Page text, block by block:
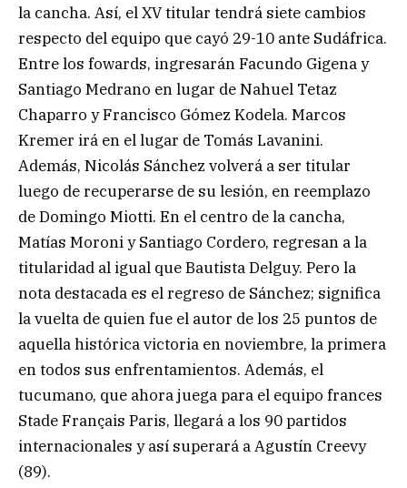
la cancha. Así, el XV titular tendrá siete cambios
respecto del equipo que cayó 29-10 ante Sudáfrica.
Entre los fowards, ingresarán Facundo Gigena y
Santiago Medrano en lugar de Nahuel Tetaz
Chaparro y Francisco Gómez Kodela. Marcos
Kremer irá en el lugar de Tomás Lavanini.
Además, Nicolás Sánchez volverá a ser titular
luego de recuperarse de su lesión, en reemplazo
de Domingo Miotti. En el centro de la cancha,
Matías Moroni y Santiago Cordero, regresan a la
titularidad al igual que Bautista Delguy. Pero la
nota destacada es el regreso de Sánchez; significa
la vuelta de quien fue el autor de los 25 puntos de
aquella histórica victoria en noviembre, la primera
en todos sus enfrentamientos. Además, el
tucumano, que ahora juega para el equipo frances
Stade Français Paris, llegará a los 90 partidos
internacionales y así superará a Agustín Creevy
(89).